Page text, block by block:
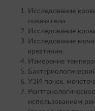
Исследование
показатели.
Исследование
Исследование
креатинин.
Измерение
УЗИ почек,
использованием